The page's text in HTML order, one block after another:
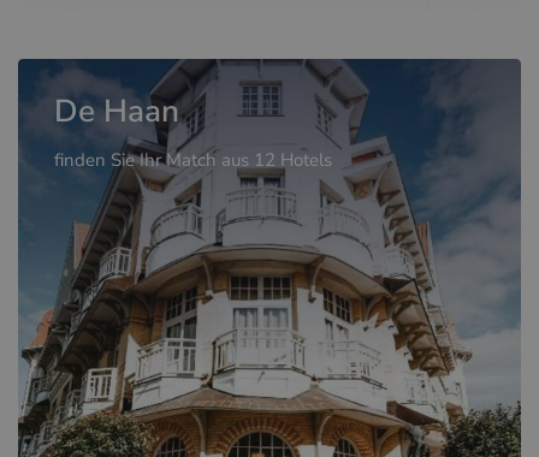
De Haan
finden Sie Ihr Match aus 12 Hotels